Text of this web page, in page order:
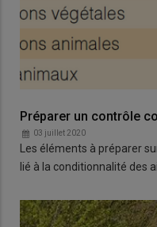
Préparer un contrôle
03 juillet 2020
Les éléments à préparer
lié à la conditionnalité des